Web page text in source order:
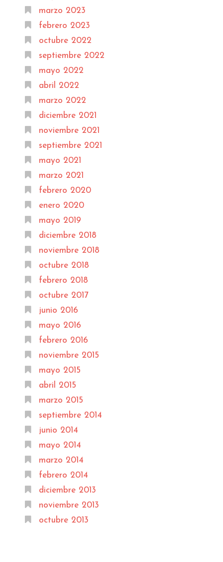
marzo 2023
febrero 2023
octubre 2022
septiembre 2022
mayo 2022
abril 2022
marzo 2022
diciembre 2021
noviembre 2021
septiembre 2021
mayo 2021
marzo 2021
febrero 2020
enero 2020
mayo 2019
diciembre 2018
noviembre 2018
octubre 2018
febrero 2018
octubre 2017
junio 2016
mayo 2016
febrero 2016
noviembre 2015
mayo 2015
abril 2015
marzo 2015
septiembre 2014
junio 2014
mayo 2014
marzo 2014
febrero 2014
diciembre 2013
noviembre 2013
octubre 2013